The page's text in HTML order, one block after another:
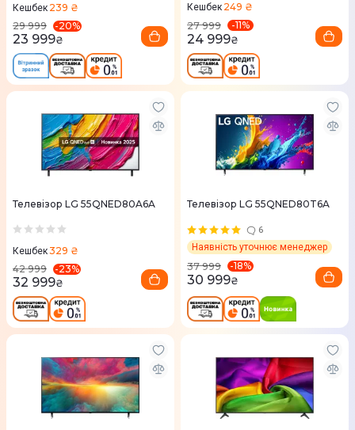
Кешбек 239 ₴
29 999
-20%
23 999₴
Кешбек 249 ₴
27 999
-11%
24 999₴
Телевізор LG 55QNED80A6A
Кешбек329 ₴
42 999
-23%
32 999₴
Телевізор LG 55QNED80T6A
6
Наявність уточнює менеджер
37 999 -18%
30 999₴